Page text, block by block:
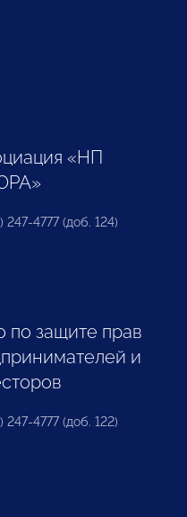
«НП
247-4777 (доб. 124)
по защите прав
и
247-4777 (доб. 122)